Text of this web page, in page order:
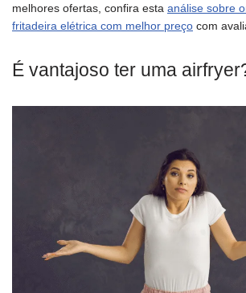
melhores ofertas, confira esta análise sobre
fritadeira elétrica com melhor preço com
É vantajoso ter uma